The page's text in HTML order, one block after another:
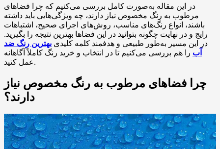
در این مقاله به‌صورت کامل بررسی می‌کنیم که چرا فضاهای
مرطوب به رنگ مخصوص نیاز دارند، چه ویژگی‌هایی باید داشته
باشند، انواع رنگ‌های مناسب، روش‌های اجرای صحیح، اشتباهات
رایج و در نهایت چگونه بتوانید در این فضاها بهترین نتیجه را بگیرید.
در این مسیر به‌طور طبیعی و هدفمند کلمه کلیدی بهترین رنگ ضد
آب را هم بررسی می‌کنیم تا در انتخاب و خرید رنگ کاملاً آگاهانه
عمل کنید.
چرا فضاهای مرطوب به رنگ مخصوص نیاز
دارند؟